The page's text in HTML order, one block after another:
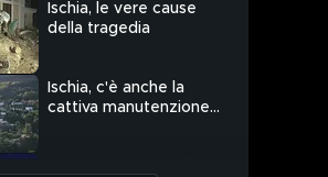
Ischia, le vere cause
della tragedia
Ischia, c'è anche la
cattiva manutenzione